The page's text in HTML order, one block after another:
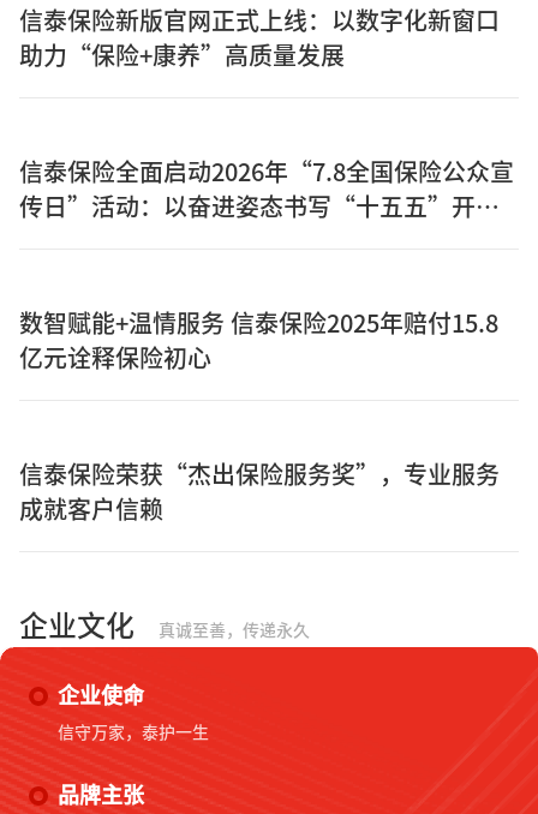
信泰保险新版官网正式上线：以数字化新窗口
助力“保险+康养”高质量发展
信泰保险全面启动2026年“7.8全国保险公众宣
传日”活动：以奋进姿态书写“十五五”开局
数智赋能+温情服务 信泰保险2025年赔付15.8
亿元诠释保险初心
信泰保险荣获“杰出保险服务奖”，专业服务
成就客户信赖
企业文化 真诚至善，传递永久
企业使命
信守万家，泰护一生
品牌主张